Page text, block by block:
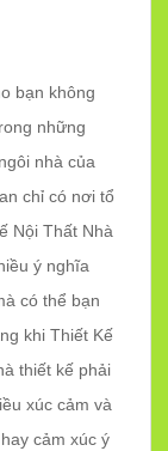
bạn không
những
nhà của
chỉ có nơi tổ
Nội Thất Nhà
ý nghĩa
có thể bạn
khi Thiết Kế
thiết kế phải
xúc cảm và
cảm xúc ý